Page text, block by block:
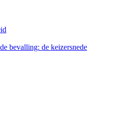
bevalling: de keizersnede